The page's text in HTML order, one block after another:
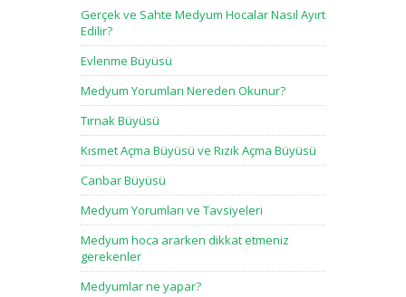
Gerçek ve Sahte Medyum Hocalar Nasıl Ayırt
Edilir?
Evlenme Büyüsü
Medyum Yorumları Nereden Okunur?
Tırnak Büyüsü
Kısmet Açma Büyüsü ve Rızık Açma Büyüsü
Canbar Büyüsü
Medyum Yorumları ve Tavsiyeleri
Medyum hoca ararken dikkat etmeniz
gerekenler
Medyumlar ne yapar?